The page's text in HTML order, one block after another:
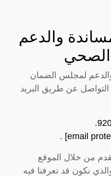
والدعم
لمجلس الضمان
عن طريق البريد
.
من خلال الموقع
والذي نكون قد تعرفنا فيه